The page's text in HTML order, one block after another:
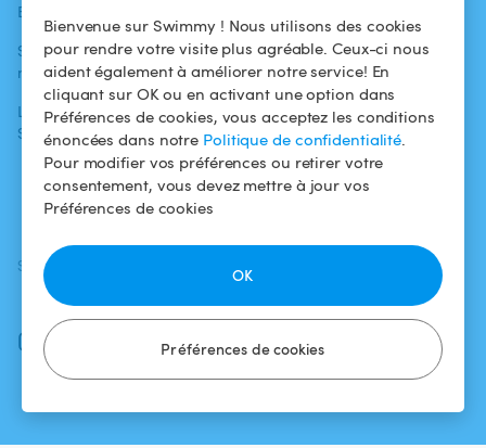
Bienvenue sur Swimmy ! Nous utilisons des cookies
pour rendre votre visite plus agréable. Ceux-ci nous
aident également à améliorer notre service! En
cliquant sur OK ou en activant une option dans
Préférences de cookies, vous acceptez les conditions
énoncées dans notre Politique de confidentialité.
Pour modifier vos préférences ou retirer votre
consentement, vous devez mettre à jour vos
Préférences de cookies
Préférences de cookies
OK
Blog
Swimmy dans les
médias
L'aventure
Swimmy
baigneurs
Pour les
propriétaires
Louer ma piscine
Comment ça
marche ?
Conditions
d'utilisation
Politique de
confidentialité
Mentions légales
SUIVEZ-NOUS
Facebook
Instagram